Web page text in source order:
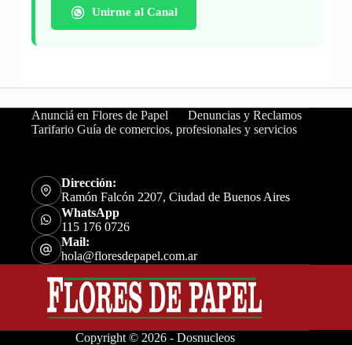
Unirme al Canal
Anunciá en Flores de Papel
Denuncias y Reclamos
Tarifario Guía de comercios, profesionales y servicios
Dirección:
Ramón Falcón 2207, Ciudad de Buenos Aires
WhatsApp
115 176 0726
Mail:
hola@floresdepapel.com.ar
Copyright © 2026 - Dosnucleos